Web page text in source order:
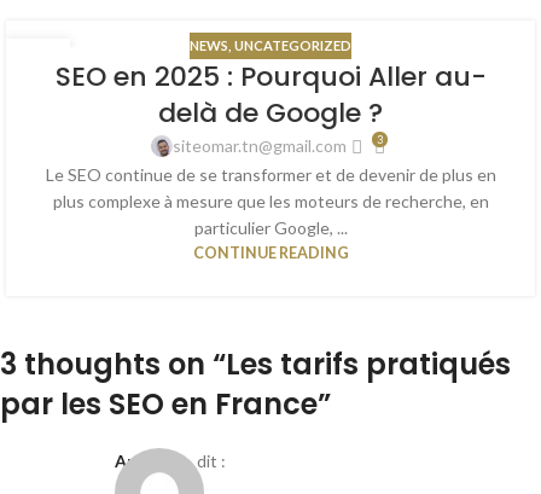
NEWS UNCATEGORIZED
SEO en 2025 : Pourquoi Aller au-
delà de Google ?
siteomar.tn@gmail.com 3
Le SEO continue de se transformer et de devenir de plus en
plus complexe à mesure que les moteurs de recherche, en
particulier Google, ...
CONTINUE READING
3 thoughts on “Les tarifs pratiqués
par les SEO en France”
Anonyme dit :